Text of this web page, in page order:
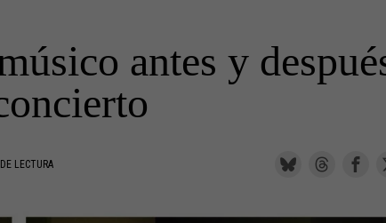
antes y
LECTURA